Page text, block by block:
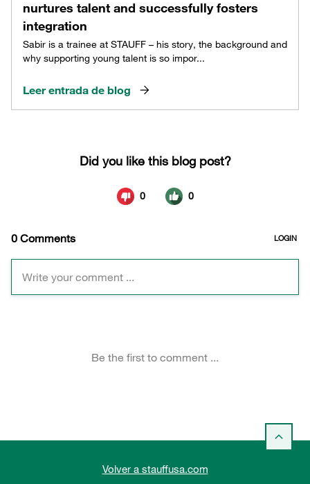
nurtures talent and successfully fosters
integration
Sabir is a trainee at STAUFF – his story, the background and
why supporting young talent is so impor...
Leer entrada de blog
Volver a stauffusa.com